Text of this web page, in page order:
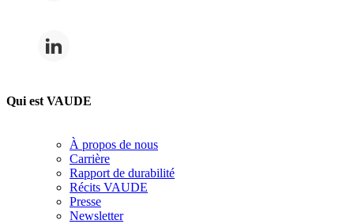
Qui est VAUDE
À propos de nous
Carrière
Rapport de durabilité
Récits VAUDE
Presse
Newsletter